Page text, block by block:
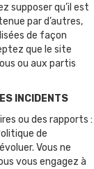
supposer qu’il est
par d’autres,
de façon
que le site
ou aux partis
INCIDENTS
ou des rapports :
de
Vous ne
vous engagez à